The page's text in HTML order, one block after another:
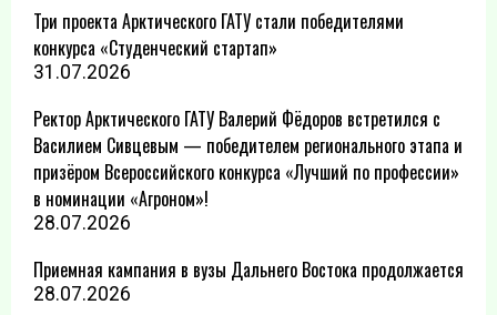
Три проекта Арктического ГАТУ стали победителями
конкурса «Студенческий стартап»
31.07.2026
Ректор Арктического ГАТУ Валерий Фёдоров встретился с
Василием Сивцевым — победителем регионального этапа и
призёром Всероссийского конкурса «Лучший по профессии»
в номинации «Агроном»!
28.07.2026
Приемная кампания в вузы Дальнего Востока продолжается
28.07.2026